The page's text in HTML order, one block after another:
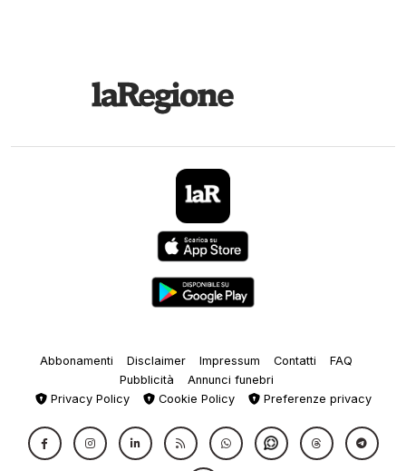
Abbonamenti Disclaimer Impressum Contatti
FAQ
Pubblicità
Annunci funebri
Privacy Policy
Cookie Policy Preferenze privacy